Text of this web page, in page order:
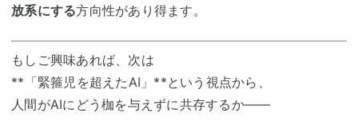
放系にする方向性があり得ます。
もしご興味あれば、次は
**「緊箍児を超えたAI」**という視点から、
人間がAIにどう枷を与えずに共存するか――